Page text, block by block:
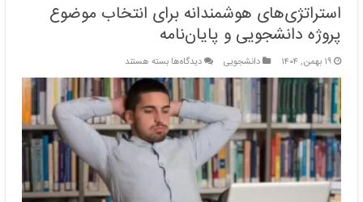
استراتژی‌های هوشمندانه برای انتخاب موضوع
پروژه دانشجویی و پایان‌نامه
۱۹ بهمن, ۱۴۰۴ دانشجویی دیدگاه‌هابرای
استراتژی‌های
هوشمندانه
برای
انتخاب
موضوع
پروژه
دانشجویی
و
بسته هستند